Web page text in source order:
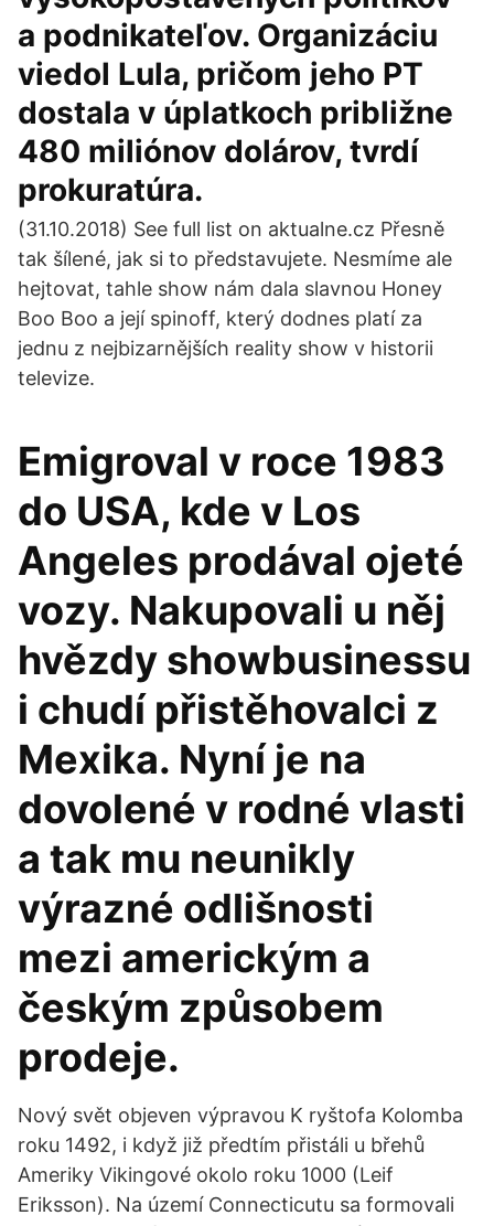
a podnikateľov. Organizáciu
viedol Lula, pričom jeho PT
dostala v úplatkoch približne
480 miliónov dolárov, tvrdí
prokuratúra.
(31.10.2018) See full list on aktualne.cz Přesně
tak šílené, jak si to představujete. Nesmíme ale
hejtovat, tahle show nám dala slavnou Honey
Boo Boo a její spinoff, který dodnes platí za
jednu z nejbizarnějších reality show v historii
televize.
Emigroval v roce 1983
do USA, kde v Los
Angeles prodával ojeté
vozy. Nakupovali u něj
hvězdy showbusinessu
i chudí přistěhovalci z
Mexika. Nyní je na
dovolené v rodné vlasti
a tak mu neunikly
výrazné odlišnosti
mezi americkým a
českým způsobem
prodeje.
Nový svět objeven výpravou K ryštofa Kolomba
roku 1492, i když již předtím přistáli u břehů
Ameriky Vikingové okolo roku 1000 (Leif
Eriksson). Na území Connecticutu sa formovali